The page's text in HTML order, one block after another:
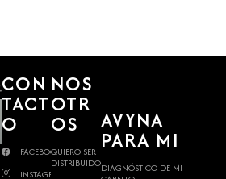
CON
TACT
O
FACEBOOK
INSTAGRAM
NOS
OTR
OS
QUIERO SER
DISTRIBUIDOR
AVYNA
PARA MI
DIAGNÓSTICO DE MI